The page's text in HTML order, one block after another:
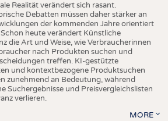
Realität verändert sich rasant.
Debatten müssen daher stärker an
der kommenden Jahre orientiert
heute verändert Künstliche
die Art und Weise, wie Verbraucherinnen
nach Produkten suchen und
treffen. KI-gestützte
und kontextbezogene Produktsuchen
zunehmend an Bedeutung, während
Suchergebnisse und Preisvergleichslisten
verlieren.
MORE